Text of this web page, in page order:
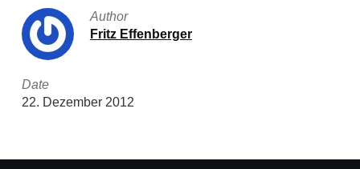
Author
Fritz Effenberger
Date
22. Dezember 2012